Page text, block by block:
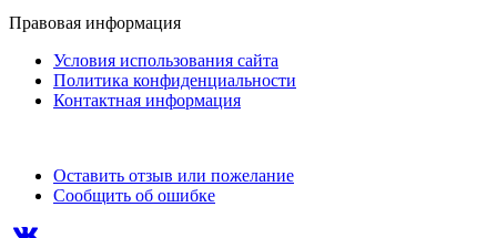
Правовая информация
Условия использования сайта
Политика конфиденциальности
Контактная информация
Оставить отзыв или пожелание
Сообщить об ошибке